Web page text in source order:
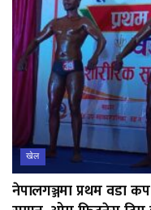
खेल
नेपालगञ्जमा प्रथम वडा